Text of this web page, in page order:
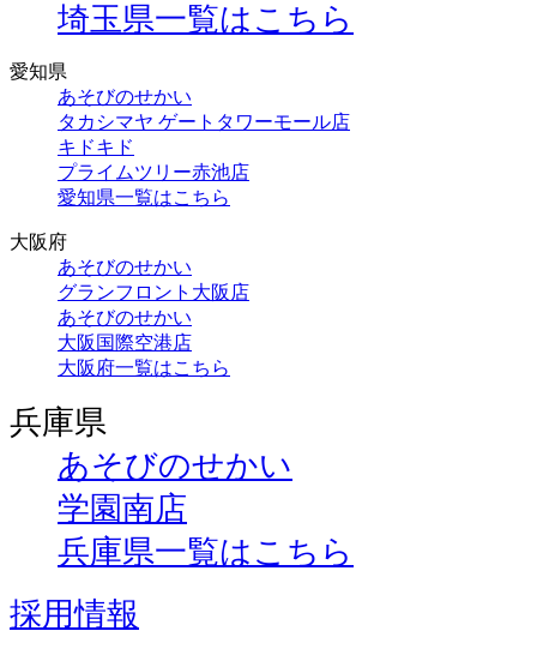
埼玉県一覧はこちら
愛知県
あそびのせかい
タカシマヤ ゲートタワーモール店
キドキド
プライムツリー赤池店
愛知県一覧はこちら
大阪府
あそびのせかい
グランフロント大阪店
あそびのせかい
大阪国際空港店
大阪府一覧はこちら
兵庫県
あそびのせかい
学園南店
兵庫県一覧はこちら
採用情報